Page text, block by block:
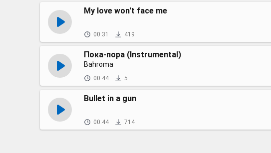
My love won't face me
00:31 419
Пока-пора (Instrumental)
Bahroma
00:44 5
Bullet in a gun
00:44 714